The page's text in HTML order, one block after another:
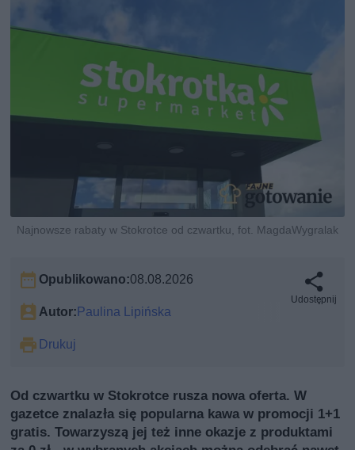
Najnowsze rabaty w Stokrotce od czwartku, fot. MagdaWygralak
Opublikowano:08.08.2026
Autor: Paulina Lipińska
Drukuj
Udostępnij
Od czwartku w Stokrotce rusza nowa oferta. W
gazetce znalazła się popularna kawa w promocji 1+1
gratis. Towarzyszą jej też inne okazje z produktami